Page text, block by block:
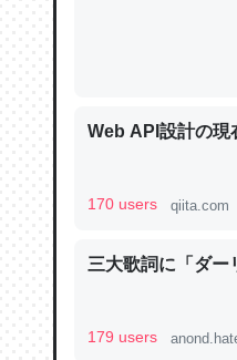
これを元に考える
類だと殻を無くし
中。あと、
Web API設計の現
170 users qiita.com
三大歌詞に「ダー
179 users